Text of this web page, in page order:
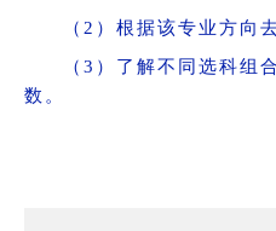
（2）根据该专业方向
（3）了解不同选科组
数。